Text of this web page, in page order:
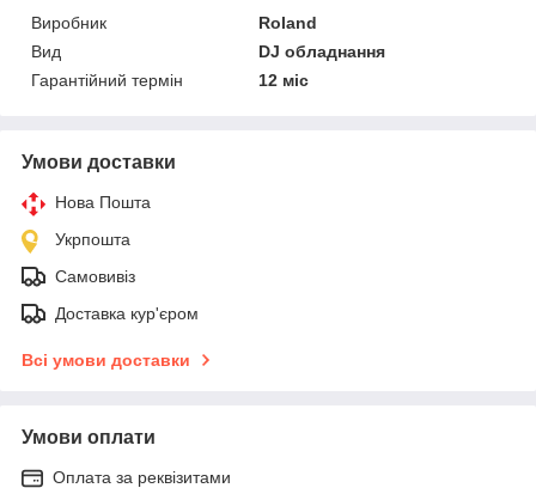
Виробник
Roland
Вид
DJ обладнання
Гарантійний термін
12 міс
Умови доставки
Нова Пошта
Укрпошта
Самовивіз
Доставка кур'єром
Всі умови доставки
Умови оплати
Оплата за реквізитами